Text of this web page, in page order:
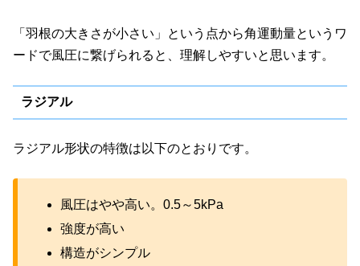
「羽根の大きさが小さい」という点から角運動量というワ
ードで風圧に繋げられると、理解しやすいと思います。
ラジアル
ラジアル形状の特徴は以下のとおりです。
風圧はやや高い。0.5～5kPa
強度が高い
構造がシンプル